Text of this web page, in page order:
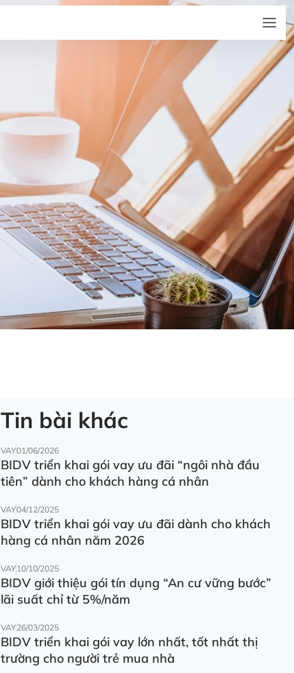
Tin bài khác
VAY01/06/2026
BIDV triển khai gói vay ưu đãi “ngôi nhà đầu
tiên” dành cho khách hàng cá nhân
VAY04/12/2025
BIDV triển khai gói vay ưu đãi dành cho khách
hàng cá nhân năm 2026
VAY10/10/2025
BIDV giới thiệu gói tín dụng “An cư vững bước”
lãi suất chỉ từ 5%/năm
VAY26/03/2025
BIDV triển khai gói vay lớn nhất, tốt nhất thị
trường cho người trẻ mua nhà